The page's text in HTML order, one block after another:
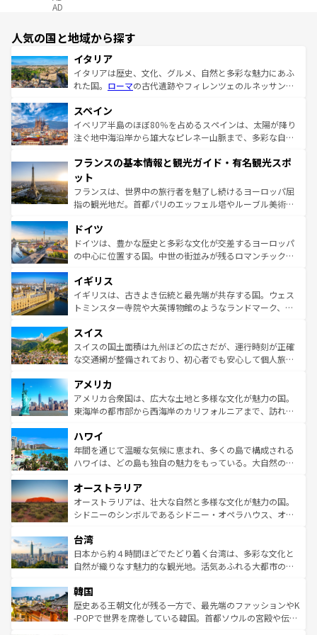
AD
人気の国と地域から探す
イタリア
イタリアは歴史、文化、グルメ、自然と多彩な魅力にあふ
れた国。 ローマの古代遺跡やフィレンツェのルネッサンス
ろん、トスカーナの美しい田園風景やアマルフィ海岸の絶
景など、自然景観も見逃せない。観光の合間には、本場の
ピザやパスタなど、絶品のイタリア料理を堪能することも
ませてくれるイタリアで、忘れられない旅をしてみよう！
なお、新着のイタリア情報は
しい。
スペイン
イベリア半島のほぼ80％を占めるスペインは、太陽が降り
注ぐ地中海沿岸から雄大なピレネー山脈まで、多彩な自然
文化が根付くこの国では、情熱的なフラメンコ、熱気あふ
れる闘牛、そして美味しいタパスが生活の一部となってい
る。首都マドリードの洗練された雰囲気や、バルセロナの
アートに溢れた街角から、地方では古代ローマ遺跡や中世
せる。地方によって風土や気候が異なるスペインはその個
性で訪れる人を魅了する。 なお、新着のスペイン情報は コ
ンテンツ一覧を参照してほしい。
フランスの基本情報と観光ガイド・有名観光スポ
ット
フランスは、世界中の旅行者を魅了し続けるヨーロッパ屈
指の観光地だ。首都パリのエッフェル塔やルーブル美術館
で、幅広い魅力が詰まっている。華麗な宮殿、歴史的な大
聖堂、美しいビーチ、そして豊かな自然が、訪れる者を心
から魅了する。また、フランスは美食の国としても知ら
いる。シャンパンの発祥地であるランス、プロヴァンスの
香り高いラベンダー畑など、多彩な楽しみ方が可能だ。さ
らに、パリ以外の地域にも魅力が溢れており、どの街角に
れる地方に足を運ぶとそれぞれで全く異なる文化を体験で
きるだろう。 なお、新着のフランス情報はコンテンツ一覧
を参照してほしい。
ドイツ
ドイツは、豊かな歴史と多彩な文化が交差するヨーロッパ
の中心に位置する国。中世の街並みが残るロマンチック街
顔を持つこの国は、どこを歩いても飽きることがない。ベ
ルリンの文化的活気、バイエルン州のアルプスの絶景、そ
してライン川沿いのワイン畑といった風景は必見。ビール
は、お酒好きな人にはぜひ体験してほしい。 なお、新着の
ドイツ情報はコンテンツ一覧を参照してほしい。
イギリス
イギリスは、古きよき伝統と最先端が共存する国。ウェス
トミンスター寺院や大英博物館のようなランドマーク、歴
リアごとに異なる魅力がある。また、優雅なアフタヌーン
ティー、ビール好きにはたまらない英国パブ、サッカー観
戦など、本場だからこそできる体験も豊富。イギリスを旅
ンツ一覧を参照してほしい。
スイス
スイスの国土面積は九州ほどの広さだが、運行時刻が正確
な交通網が整備されており、初心者でも安心して個人旅行
の建物がそのまま残る町や、スイスならではのユニークな
博物館もあり、アルプス観光だけでなく町歩きも満喫する
ことができる。国民の所得が高いため物価も高いが、旅行
ば市内交通費無料で観光を楽しむこともできる。 なお、新
着のスイス情報はコンテンツ一覧 を参照してほしい。
アメリカ
アメリカ合衆国は、広大な土地と多様な文化が魅力の国。
東海岸の都市部から西海岸のカリフォルニアまで、訪れる
のような巨大都市は、観光、ショッピング、エンターテイ
ンメントが詰まった刺激的なスポットだ。一方、アメリカ
西部には大自然が広がり、グランドキャニオンやイエロー
部のニューオーリンズでは、音楽と美食が融合した独特の
文化が魅力。旅行者はアメリカの各地域で異なる魅力を楽
しみながら、その多様性と豊かな歴史を感じることができ
ならではの贅沢な旅のスタイルだ。 なお、新着のアメリカ
情報はコンテンツ一覧を参照してほしい。
ハワイ
年間を通じて温暖な気候に恵まれ、多くの島で構成される
ハワイは、どの島も独自の魅力をもっている。大自然の神
ワイ島は見逃せない。また、定番の観光地といえばオアフ
島だが、静かな自然を求めるならマウイ島やカウアイ島が
おすすめ。エメラルドグリーンに輝く海をはじめ、豊かな
れるおもてなしの心で訪れる人々を迎えてくれるハワイの
人々、おいしいローカルフードやハワイアンミュージッ
ク、伝統的なフラダンスなど、すべてがハワイの魅力を彩
ワイを、存分に味わってほしい。 なお、新着のハワイ情報
はコンテンツ一覧を参照してほしい。
オーストラリア
オーストラリアは、壮大な自然と多様な文化が魅力の国。
シドニーのシンボルであるシドニー・オペラハウス、オー
リアリーフや大陸中央部にそびえるウルル（エアーズロッ
ク）、タスマニアの美しい原生林やケアンズの熱帯雨林な
ど、見どころがたくさん。また、カフェやワイン、オージ
いる。アクティビティも充実しており、サーフィンやダイ
ビング、ハイキングなど、アウトドア好きにはたまらな
い。オーストラリアの多彩な魅力を存分に味わいつくそ
台湾
日本から約４時間ほどでたどり着く台湾は、多彩な文化と
自然が織りなす魅力的な観光地。活気あふれる大都市の台
ン）、静ひつな山岳地帯である台湾東部など、都市の喧騒
と山間の静けさが共存しており、訪れる人に新しい発見と
驚きをもたらしてくれる。また、奥深い台湾の食文化も魅
韓国
歴史ある王朝文化が残る一方で、最先端のファッションやK
-POPで世界を席巻している韓国。首都ソウルの宮殿や伝統